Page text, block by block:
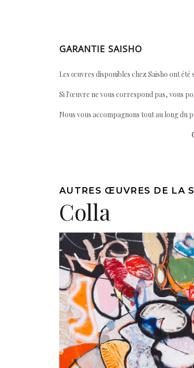
GARANTIE SAISHO
Les œuvres disponibles chez Saisho ont
Si l'œuvre ne vous correspond pas, vous
Nous vous accompagnons tout au long du
AUTRES ŒUVRES DE LA
Colla